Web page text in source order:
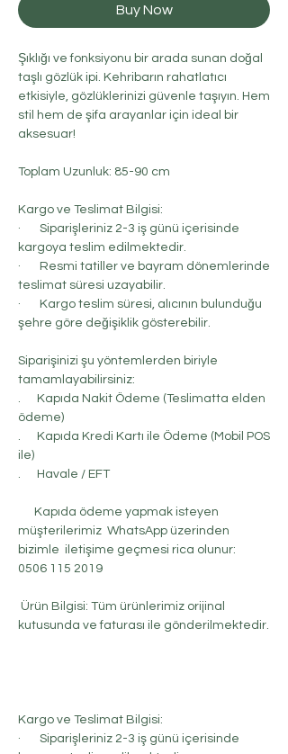
Buy Now
Şıklığı ve fonksiyonu bir arada sunan doğal
taşlı gözlük ipi. Kehribarın rahatlatıcı
etkisiyle, gözlüklerinizi güvenle taşıyın. Hem
stil hem de şifa arayanlar için ideal bir
aksesuar!
Toplam Uzunluk: 85-90 cm
Kargo ve Teslimat Bilgisi:
· Siparişleriniz 2-3 iş günü içerisinde
kargoya teslim edilmektedir.
· Resmi tatiller ve bayram dönemlerinde
teslimat süresi uzayabilir.
· Kargo teslim süresi, alıcının bulunduğu
şehre göre değişiklik gösterebilir.
Siparişinizi şu yöntemlerden biriyle
tamamlayabilirsiniz:
. Kapıda Nakit Ödeme (Teslimatta elden
ödeme)
. Kapıda Kredi Kartı ile Ödeme (Mobil POS
ile)
. Havale / EFT
Kapıda ödeme yapmak isteyen
müşterilerimiz WhatsApp üzerinden
bizimle iletişime geçmesi rica olunur:
0506 115 2019
Ürün Bilgisi: Tüm ürünlerimiz orijinal
kutusunda ve faturası ile gönderilmektedir.
Kargo ve Teslimat Bilgisi:
· Siparişleriniz 2-3 iş günü içerisinde